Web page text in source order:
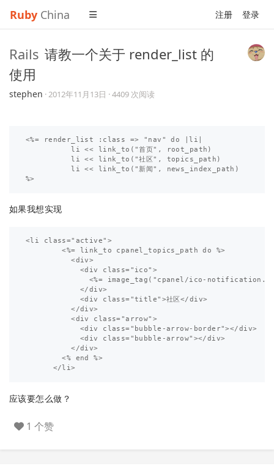
Ruby China 注册 登录
Rails 请教一个关于 render_list 的
使用
stephen ·2012年11月13日 · 4409 次阅读
<%= render_list :class => "nav" do |li|
          li << link_to("首页", root_path)
          li << link_to("社区", topics_path)
          li << link_to("新闻", news_index_path)
如果我想实现
<li class="active">
        <%= link_to cpanel_topics_path do %>
          <div>
            <div class="ico">
<%= image_tag("cpanel/ico-
            </div>
            <div class="title">社区</div>
          </div>
          <div class="arrow">
            <div class="bubble-arrow-border"></div>
            <div class="bubble-arrow"></div>
          </div>
        <% end %>
应该要怎么做？
1 个赞